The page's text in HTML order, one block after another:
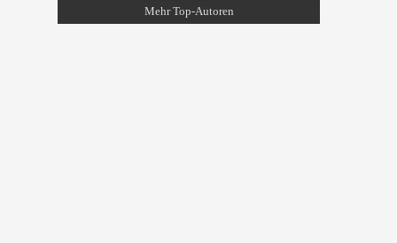
Mehr Top-Autoren